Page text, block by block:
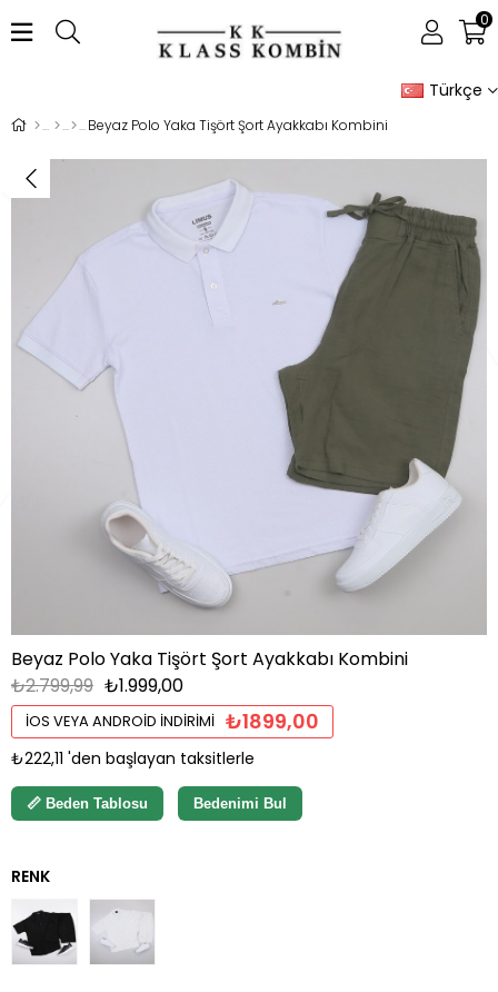
Türkçe
0
Beyaz Polo Yaka Tişört Şort Ayakkabı Kombini
Beyaz Polo Yaka Tişört Şort Ayakkabı Kombini
₺2.799,99 ₺1.999,00
İOS VEYA ANDROID İNDIRIMI ₺1899,00
₺222,11 'den başlayan taksitlerle
📏 Beden Tablosu Bedenimi Bul